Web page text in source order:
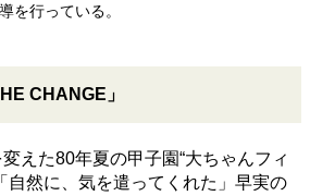
を行っている。
CHANGE」
えた80年夏の甲子園“大ちゃんフィ
自然に、気を遣ってくれた」早実の